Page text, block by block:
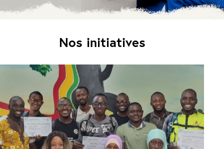
Nos initiatives